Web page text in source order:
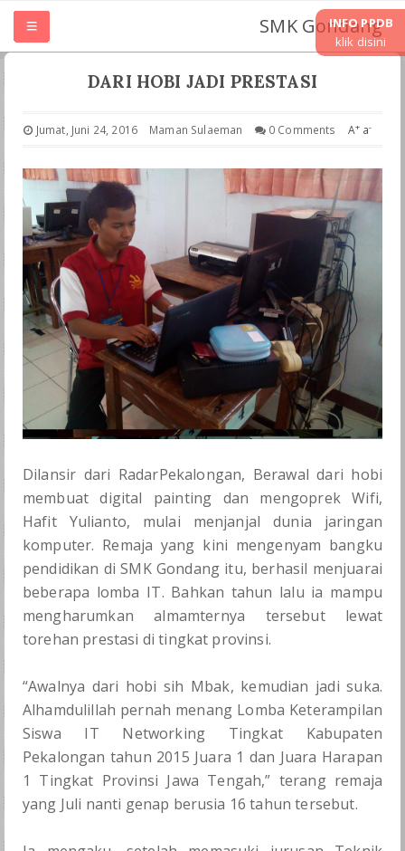
INFO PPDB
klik disini
SMK Gondang
TENTANG SMK
UNIT KERJA
JURUSAN
LASKURIN
TEFA & WIRAUSAHA
PKL PRAKRIN
BKK
DARI HOBI JADI PRESTASI
Jumat, Juni 24, 2016 Maman Sulaeman 0 Comments A+ a-
Dilansir dari RadarPekalongan, Berawal dari hobi
membuat digital painting dan mengoprek Wifi,
Hafit Yulianto, mulai menjanjal dunia jaringan
komputer. Remaja yang kini mengenyam bangku
pendidikan di SMK Gondang itu, berhasil menjuarai
beberapa lomba IT. Bahkan tahun lalu ia mampu
mengharumkan almamternya tersebut lewat
torehan prestasi di tingkat provinsi.
“Awalnya dari hobi sih Mbak, kemudian jadi suka.
Alhamdulillah pernah menang Lomba Keterampilan
Siswa IT Networking Tingkat Kabupaten
Pekalongan tahun 2015 Juara 1 dan Juara Harapan
1 Tingkat Provinsi Jawa Tengah,” terang remaja
yang Juli nanti genap berusia 16 tahun tersebut.